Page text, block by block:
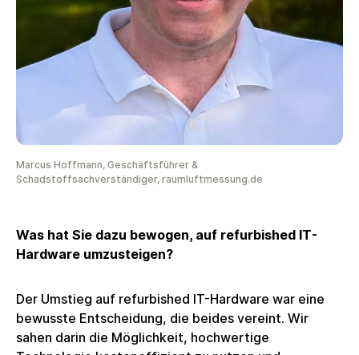
Marcus Hoffmann, Geschäftsführer &
Schadstoffsachverständiger, raumluftmessung.de
Was hat Sie dazu bewogen, auf refurbished IT-
Hardware umzusteigen?
Der Umstieg auf refurbished IT-Hardware war eine
bewusste Entscheidung, die beides vereint. Wir
sahen darin die Möglichkeit, hochwertige